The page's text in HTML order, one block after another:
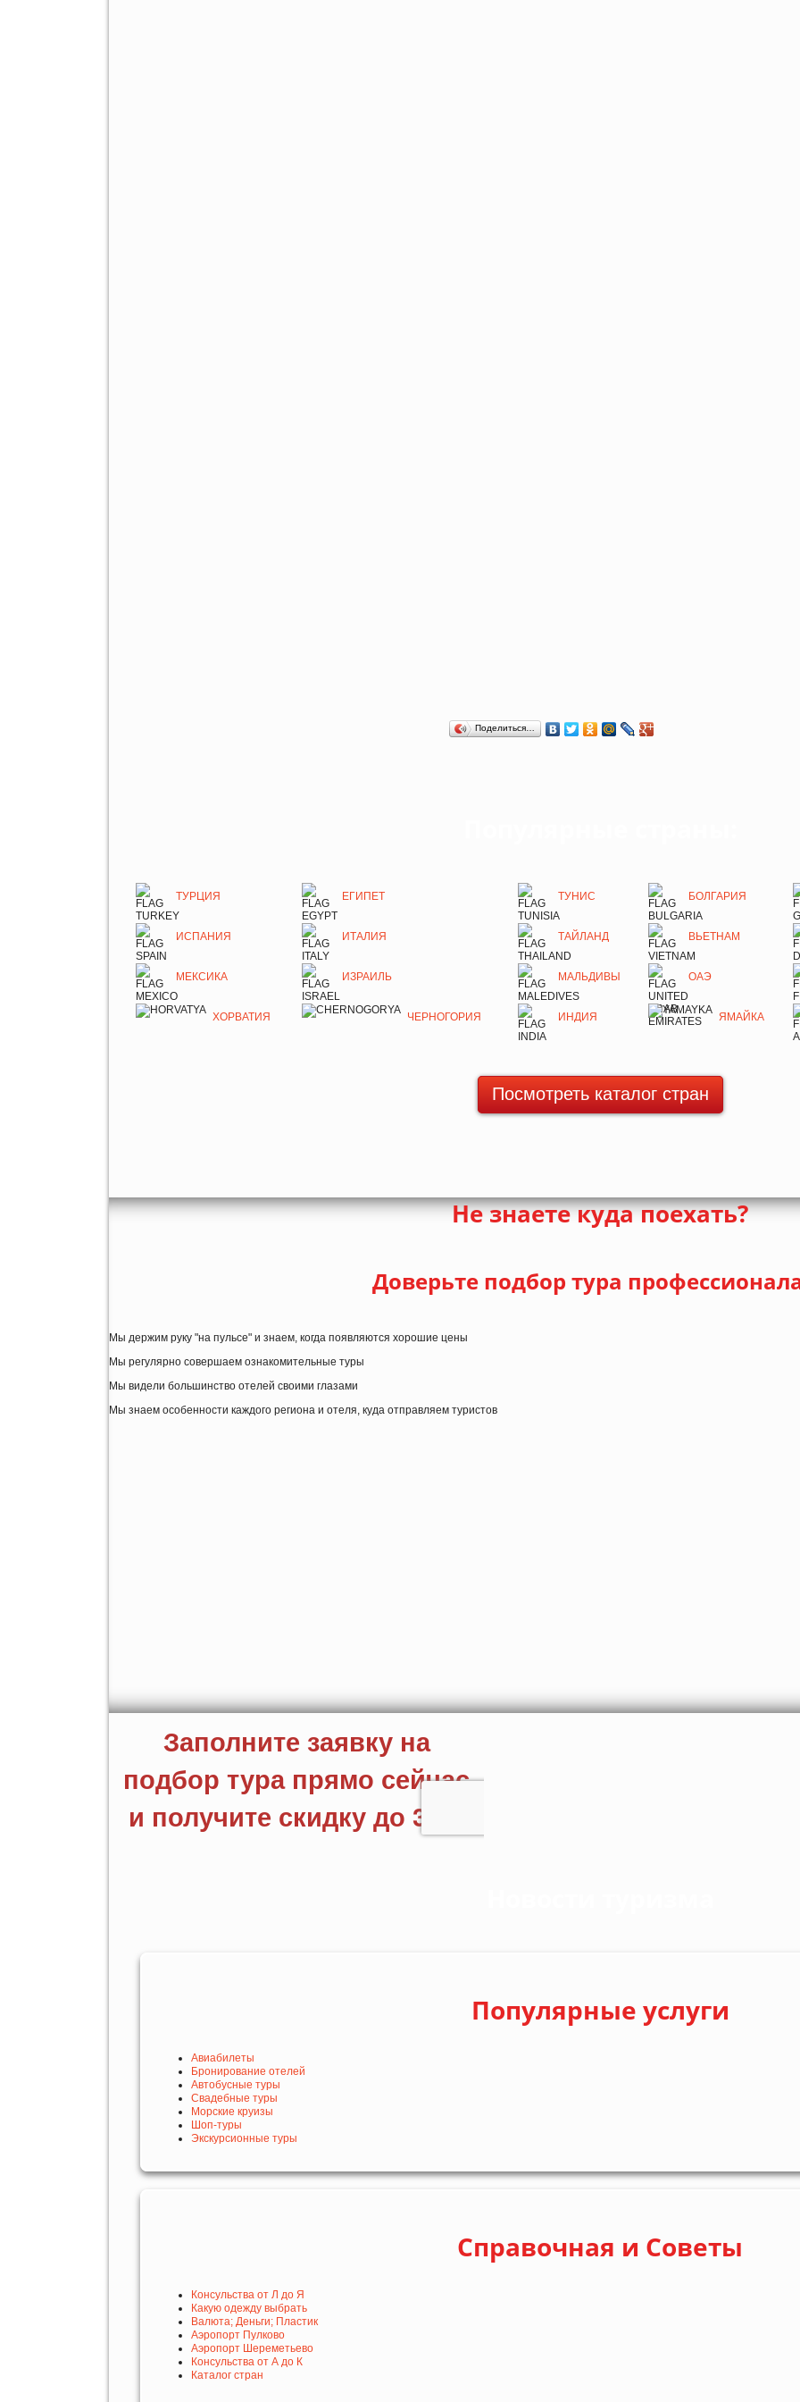
Поделиться…
ТУРЦИЯ ЕГИПЕТ ТУНИС БОЛГАРИЯ
ИСПАНИЯ ИТАЛИЯ ТАЙЛАНД ВЬЕТНАМ
МЕКСИКА ИЗРАИЛЬ МАЛЬДИВЫ ОАЭ
ХОРВАТИЯ ЧЕРНОГОРИЯ ИНДИЯ ЯМАЙКА
Посмотреть каталог стран
Не знаете куда поехать?
Доверьте подбор тура
Мы держим руку "на пульсе" и знаем, когда появляются хорошие цены
Мы регулярно совершаем ознакомительные туры
Мы видели большинство отелей своими глазами
Мы знаем особенности каждого региона и отеля, куда отправляем туристов
Популярные услуги
Авиабилеты
Бронирование отелей
Автобусные туры
Свадебные туры
Морские круизы
Шоп-туры
Экскурсионные туры
Справочная и Советы
Консульства от Л до Я
Какую одежду выбрать
Валюта; Деньги; Пластик
Аэропорт Пулково
Аэропорт Шереметьево
Консульства от А до К
Каталог стран